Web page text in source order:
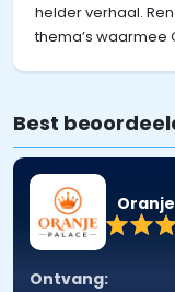
helder verhaal.
thema’s waarmee
Best
Ontvang: